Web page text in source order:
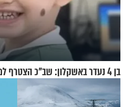
בן 4 נעדר באשקלון: שב"כ הצטרף למאמצי האיתור